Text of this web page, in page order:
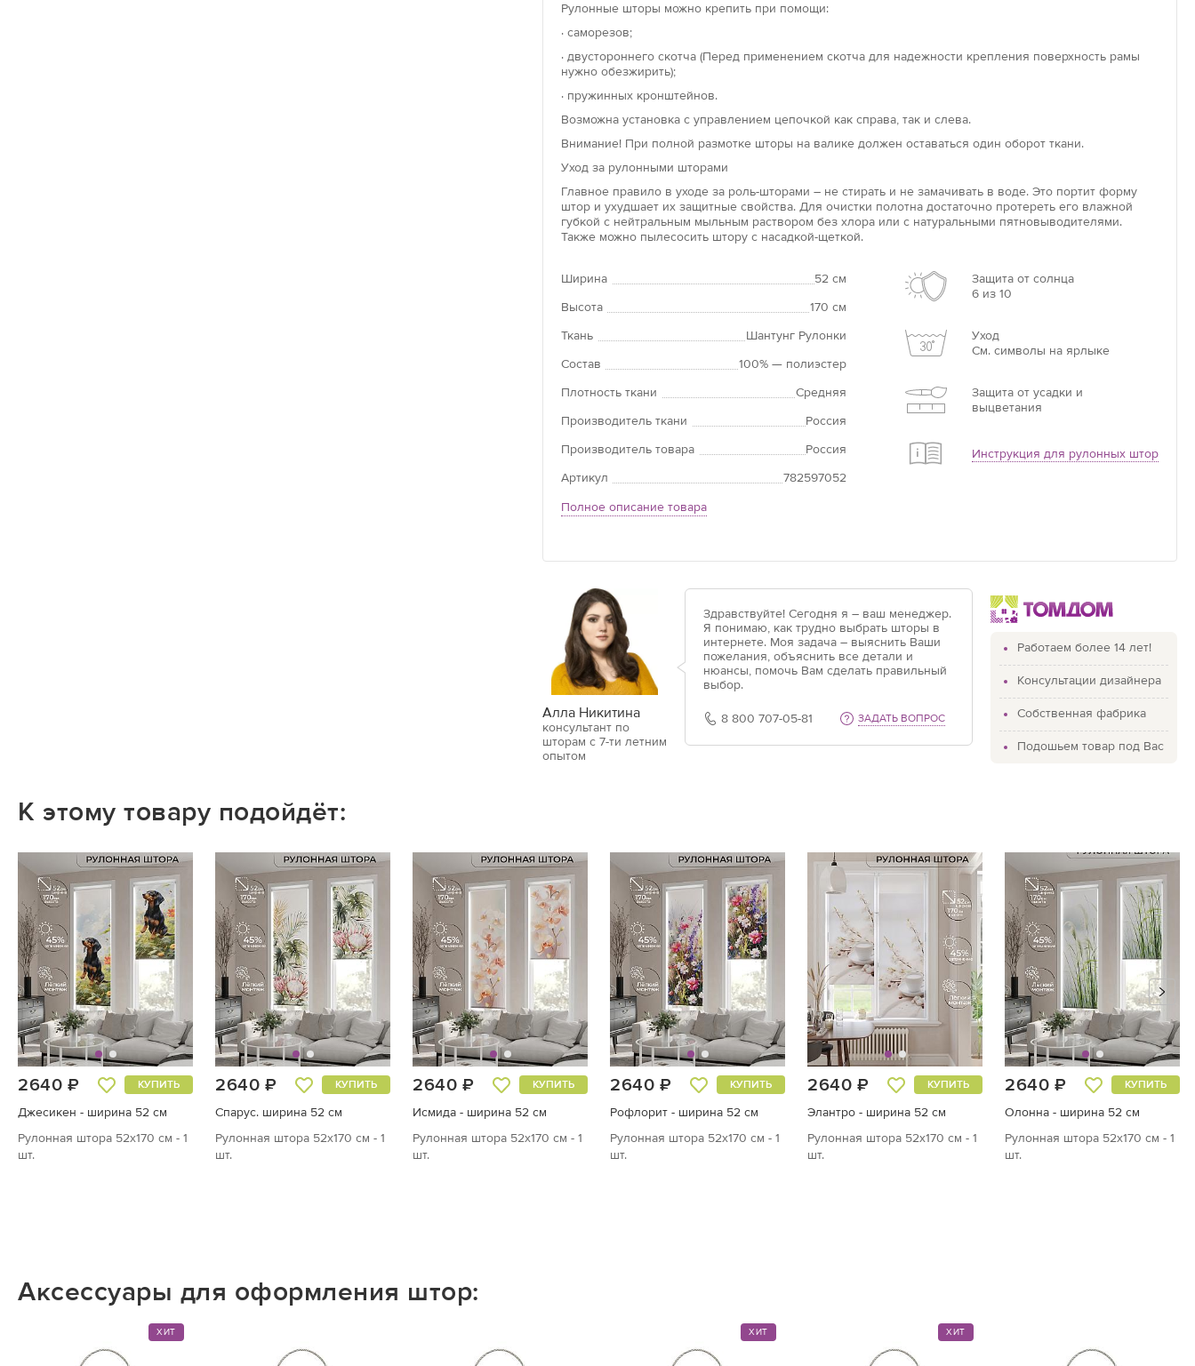
Рулонные шторы можно крепить при помощи:
· саморезов;
· двустороннего скотча (Перед применением скотча для надежности крепления поверхность рамы
нужно обезжирить);
· пружинных кронштейнов.
Возможна установка с управлением цепочкой как справа, так и слева.
Внимание! При полной размотке шторы на валике должен оставаться один оборот ткани.
Уход за рулонными шторами
Главное правило в уходе за роль-шторами – не стирать и не замачивать в воде. Это портит форму
штор и ухудшает их защитные свойства. Для очистки полотна достаточно протереть его влажной
губкой с нейтральным мыльным раствором без хлора или с натуральными пятновыводителями.
Также можно пылесосить штору с насадкой-щеткой.
Ширина
52 см
Высота
170 см
Ткань
Шантунг Рулонки
Состав
100% — полиэстер
Плотность ткани
Средняя
Производитель ткани
Россия
Производитель товара
Россия
Артикул
782597052
Полное описание товара
Защита от солнца
6 из 10
Уход
См. символы на ярлыке
Защита от усадки и
выцветания
Инструкция для рулонных штор
защищает от проникновения солнечных лучей в опущенном виде.
Модель «мини»
установки. Мини-шторы предназначены для декорирования пластиковых
изделия не требуется. Вал, на который накручивается полотно, имеет
клейкую основу, которую легко зафиксировать на чистой пластиковой
Рольшторы «ловолайт»
Преимущество данной модели в том, что конструкция автоматическая,
положение полотна можно менять при помощи пульта управления.
панорамным остеклением, для оформления больших или труднодоступных
Алла Никитина
консультант по
шторам с 7-ти летним
опытом
Здравствуйте! Сегодня я – ваш менеджер.
Я понимаю, как трудно выбрать шторы в
интернете. Моя задача – выяснить Ваши
пожелания, объяснить все детали и
нюансы, помочь Вам сделать правильный
выбор.
8 800 707-05-81 ЗАДАТЬ ВОПРОС
Работаем более 14 лет!
Консультации дизайнера
Собственная фабрика
Подошьем товар под Вас
К этому товару подойдёт:
2640 ₽ КУПИТЬ
Джесикен - ширина 52 см
Рулонная штора 52х170 см - 1
шт.
2640 ₽ КУПИТЬ
Спарус. ширина 52 см
Рулонная штора 52х170 см - 1
шт.
2640 ₽ КУПИТЬ
Исмида - ширина 52 см
Рулонная штора 52х170 см - 1
шт.
2640 ₽ КУПИТЬ
Рофлорит - ширина 52 см
Рулонная штора 52х170 см - 1
шт.
2640 ₽ КУПИТЬ
Элантро - ширина 52 см
Рулонная штора 52х170 см - 1
шт.
2640 ₽ КУПИТЬ
Олонна - ширина 52 см
Рулонная штора 52х170 см - 1
шт.
Аксессуары для оформления штор:
ХИТ ХИТ ХИТ